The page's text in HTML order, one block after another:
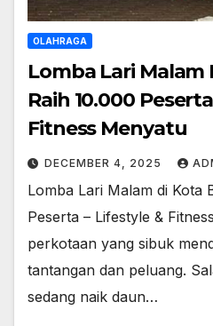
OLAHRAGA
Lomba Lari Malam
Raih 10.000
Fitness Menyatu
DECEMBER 4, 2025
Lomba Lari Malam di Kota
Peserta – Lifestyle &
perkotaan yang sibuk
tantangan dan peluang.
sedang naik daun…